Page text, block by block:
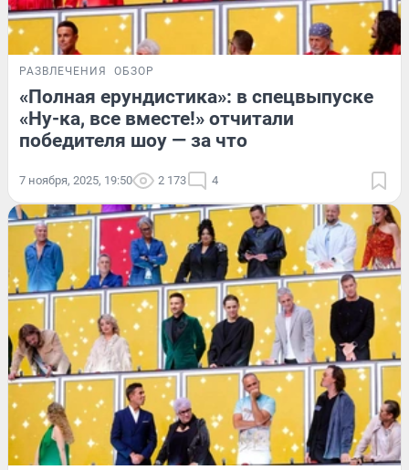
РАЗВЛЕЧЕНИЯ ОБЗОР
«Полная ерундистика»: в спецвыпуске
«Ну-ка, все вместе!» отчитали
победителя шоу — за что
7 ноября, 2025, 19:50 2 173 4